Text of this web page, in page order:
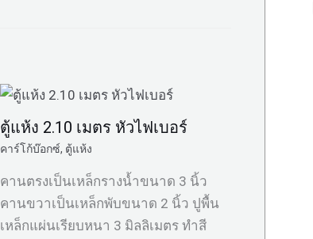
ตู้แห้ง 2.10 เมตร หัวไฟเบอร์
คาร์โก้บ๊อกซ์, ตู้แห้ง
คานตรงเป็นเหล็กรางน้ำขนาด 3 นิ้ว
คานขวาเป็นเหล็กพับขนาด 2 นิ้ว ปูพื้น
เหล็กแผ่นเรียบหนา 3 มิลลิเมตร ทำสี